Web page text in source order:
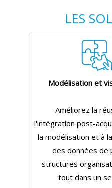
LES
Modélisation et
Améliorez la
l'intégration post-
la modélisation et à
des données de
structures
tout dans un